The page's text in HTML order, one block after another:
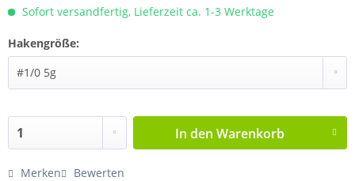
Sofort versandfertig, Lieferzeit ca. 1-3 Werktage
Hakengröße:
In den Warenkorb
Merken Bewerten